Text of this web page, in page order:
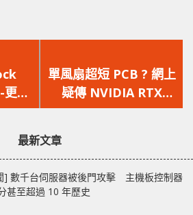
多
頻?
一
篇
文
單風扇超短 PCB ? 網上
疑傳 NVIDIA RTX
3060 的散熱器外觀設
最新文章
] 數千台伺服器被後門攻擊 主機板控制器
甚至超過 10 年歷史